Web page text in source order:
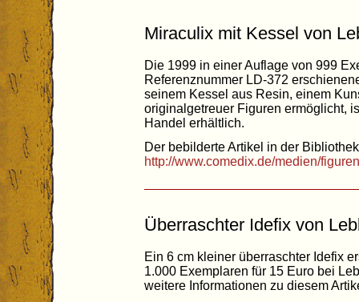
Miraculix mit Kessel von
Die 1999 in einer Auflage von 999
Referenznummer LD-372
seinem Kessel aus Resin, einem
originalgetreuer Figuren ermöglicht,
Handel erhältlich.
Der bebilderte Artikel in der
http://www.comedix.de/medien/
Überraschter Idefix von
Ein 6 cm kleiner überraschter Idefix
1.000 Exemplaren für 15 Euro bei
weitere Informationen zu diesem